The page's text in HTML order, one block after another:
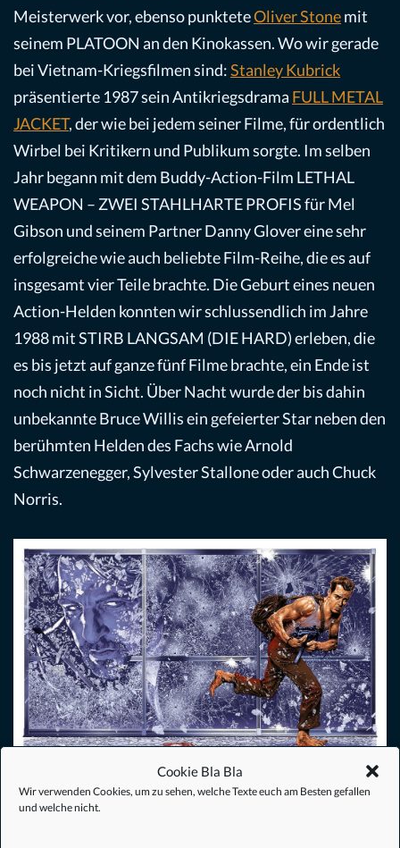
Cookie Bla Bla
Wir verwenden Cookies, um zu sehen, welche Texte euch am Besten gefallen
und welche nicht.
Meisterwerk vor, ebenso punkteteOliver Stonemit
seinem PLATOON an den Kinokassen. Wo wir gerade
bei Vietnam-Kriegsfilmen sind:Stanley Kubrick
präsentierte 1987 sein Antikriegsdrama FULL METAL
JACKET, der wie bei jedem seiner Filme, für ordentlich
Wirbel bei Kritikern und Publikum sorgte. Im selben
Jahr begann mit dem Buddy-Action-Film LETHAL
WEAPON – ZWEI STAHLHARTE PROFIS für Mel
Gibson und seinem Partner Danny Glover eine sehr
erfolgreiche wie auch beliebte Film-Reihe, die es auf
insgesamt vier Teile brachte. Die Geburt eines neuen
Action-Helden konnten wir schlussendlich im Jahre
1988 mit STIRB LANGSAM (DIE HARD) erleben, die
es bis jetzt auf ganze fünf Filme brachte, ein Ende ist
noch nicht in Sicht. Über Nacht wurde der bis dahin
unbekannte Bruce Willis ein gefeierter Star neben den
berühmten Helden des Fachs wie Arnold
Schwarzenegger, Sylvester Stallone oder auch Chuck
Norris.